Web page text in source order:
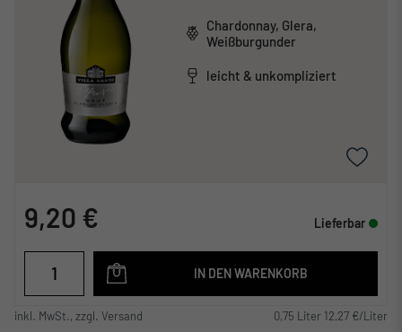
Chardonnay, Glera,
Weißburgunder
leicht & unkompliziert
9,20 € Lieferbar
IN DEN WARENKORB
inkl. MwSt., zzgl. Versand 0,75 Liter 12,27 €/Liter